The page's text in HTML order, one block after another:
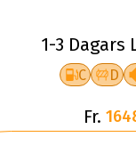
1-3 Dagars
C D
Fr.